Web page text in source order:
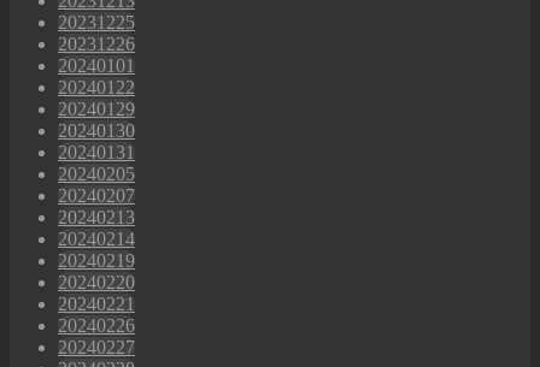
20231225
20231226
20240101
20240122
20240129
20240130
20240131
20240205
20240207
20240213
20240214
20240219
20240220
20240221
20240226
20240227